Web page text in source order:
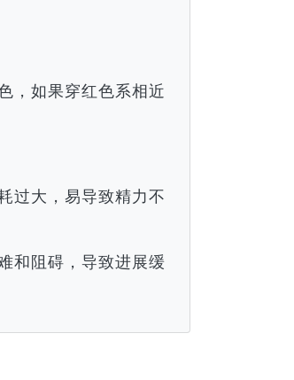
，如果穿红色系相近
过大，易导致精力不
和阻碍，导致进展缓